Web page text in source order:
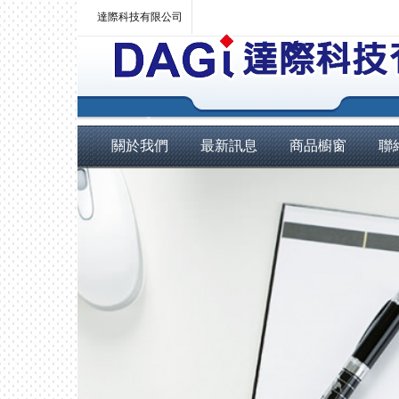
達際科技有限公司
關於我們 最新訊息 商品櫥窗 聯